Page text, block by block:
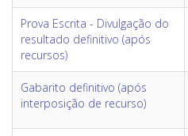
Prova Escrita - Divulgação do
resultado definitivo (após
recursos)
Gabarito definitivo (após
interposição de recurso)